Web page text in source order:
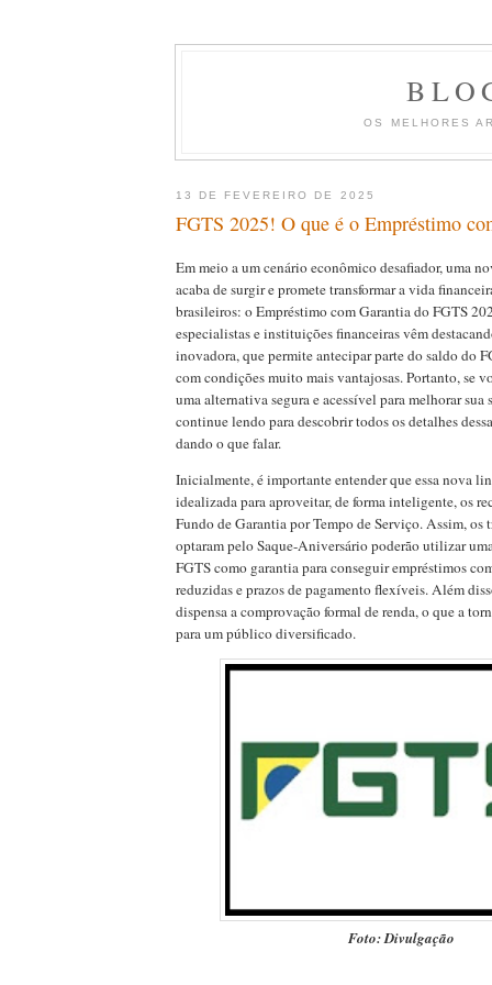
OS MELHORES
13 DE FEVEREIRO DE 2025
FGTS 2025! O que é o Empréstimo
Em meio a um cenário econômico desafiador, uma
acaba de surgir e promete transformar a vida
brasileiros: o Empréstimo com Garantia do FGTS
especialistas e instituições financeiras vêm
inovadora, que permite antecipar parte do saldo do
com condições muito mais vantajosas. Portanto, se
uma alternativa segura e acessível para melhorar sua
continue lendo para descobrir todos os detalhes
dando o que falar.
Inicialmente, é importante entender que essa nova
idealizada para aproveitar, de forma inteligente, os
Fundo de Garantia por Tempo de Serviço. Assim, os
optaram pelo Saque-Aniversário poderão utilizar
FGTS como garantia para conseguir empréstimos
reduzidas e prazos de pagamento flexíveis. Além
dispensa a comprovação formal de renda, o que a
para um público diversificado.
Foto: Divulgação